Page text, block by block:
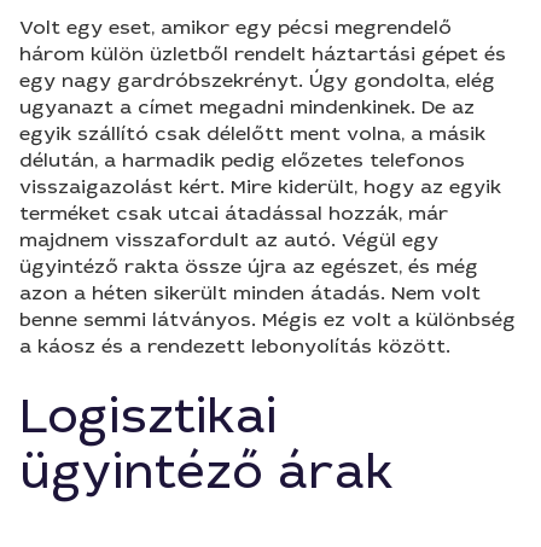
Volt egy eset, amikor egy pécsi megrendelő
három külön üzletből rendelt háztartási gépet és
egy nagy gardróbszekrényt. Úgy gondolta, elég
ugyanazt a címet megadni mindenkinek. De az
egyik szállító csak délelőtt ment volna, a másik
délután, a harmadik pedig előzetes telefonos
visszaigazolást kért. Mire kiderült, hogy az egyik
terméket csak utcai átadással hozzák, már
majdnem visszafordult az autó. Végül egy
ügyintéző rakta össze újra az egészet, és még
azon a héten sikerült minden átadás. Nem volt
benne semmi látványos. Mégis ez volt a különbség
a káosz és a rendezett lebonyolítás között.
Logisztikai
ügyintéző árak